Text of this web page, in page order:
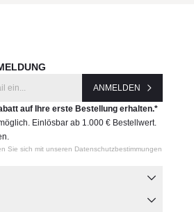
ANMELDEN
auf Ihre erste Bestellung erhalten.*
Einlösbar ab 1.000 € Bestellwert.
Sie sich mit unseren Datenschutzbestimmungen